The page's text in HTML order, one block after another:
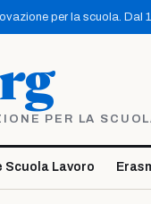
per la scuola. Dal
PER LA
Scuola Lavoro